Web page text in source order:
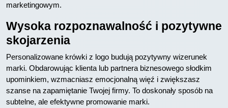
marketingowym.
Wysoka rozpoznawalność i pozytywne
skojarzenia
Personalizowane krówki z logo budują pozytywny wizerunek
marki. Obdarowując klienta lub partnera biznesowego słodkim
upominkiem, wzmacniasz emocjonalną więź i zwiększasz
szanse na zapamiętanie Twojej firmy. To doskonały sposób na
subtelne, ale efektywne promowanie marki.